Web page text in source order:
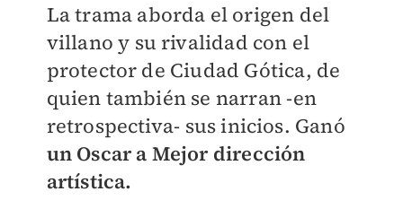
La trama aborda el origen del
villano y su rivalidad con el
protector de Ciudad Gótica, de
quien también se narran -en
retrospectiva- sus inicios. Ganó
un Oscar a Mejor dirección
artística.